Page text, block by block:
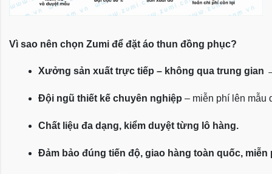
Vì sao nên chọn Zumi để đặt áo thun đồng phục?
Xưởng sản xuất trực tiếp – không qua trung gian
Đội ngũ thiết kế chuyên nghiệp – miễn phí lên mẫu
Chất liệu đa dạng, kiểm duyệt từng lô hàng.
Đảm bảo đúng tiến độ, giao hàng toàn quốc, miễn